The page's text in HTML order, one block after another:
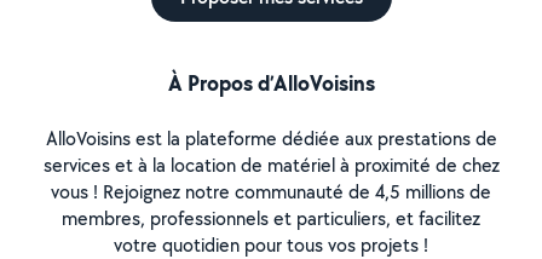
À Propos d’AlloVoisins
AlloVoisins est la plateforme dédiée aux prestations de
services et à la location de matériel à proximité de chez
vous ! Rejoignez notre communauté de 4,5 millions de
membres, professionnels et particuliers, et facilitez
votre quotidien pour tous vos projets !